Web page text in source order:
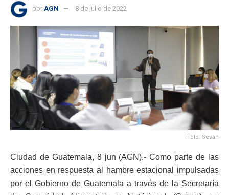
por AGN 8 de julio de 2022
Foto: Sesan
Ciudad de Guatemala, 8 jun (AGN).- Como parte de las
acciones en respuesta al hambre estacional impulsadas
por el Gobierno de Guatemala a través de la Secretaría